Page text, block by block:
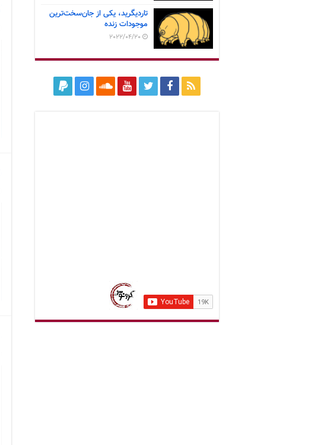
تاردیگرید، یکی از جان‌سخت‌ترین
موجودات زنده
2022/04/20